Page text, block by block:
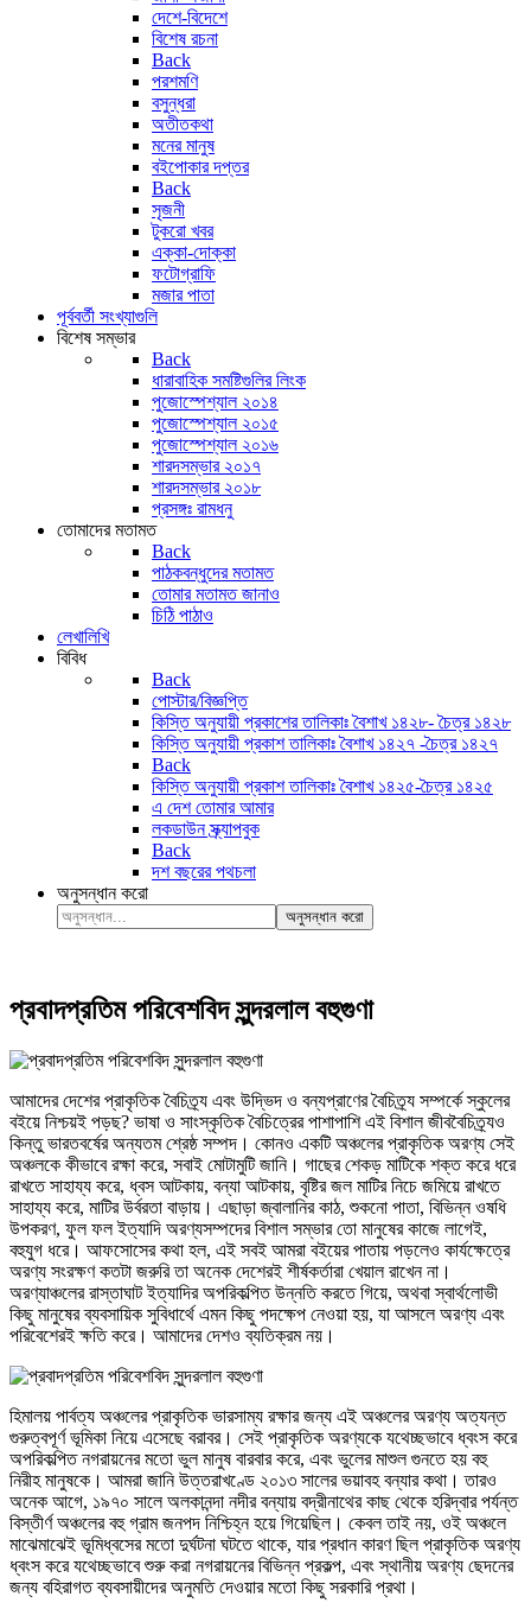
দেশে-বিদেশে
বিশেষ রচনা
Back
পরশমণি
বসুন্ধরা
অতীতকথা
মনের মানুষ
বইপোকার দপ্তর
Back
সৃজনী
টুকরো খবর
এক্কা-দোক্কা
ফটোগ্রাফি
মজার পাতা
পূর্ববর্তী সংখ্যাগুলি
বিশেষ সম্ভার
Back
ধারাবাহিক সমষ্টিগুলির লিংক
পুজোস্পেশ্যাল ২০১৪
পুজোস্পেশ্যাল ২০১৫
পুজোস্পেশ্যাল ২০১৬
শারদসম্ভার ২০১৭
শারদসম্ভার ২০১৮
প্রসঙ্গঃ রামধনু
তোমাদের মতামত
Back
পাঠকবন্ধুদের মতামত
তোমার মতামত জানাও
চিঠি পাঠাও
লেখালিখি
বিবিধ
Back
পোস্টার/বিজ্ঞপ্তি
কিস্তি অনুযায়ী প্রকাশের তালিকাঃ বৈশাখ ১৪২৮- চৈত্র ১৪২৮
কিস্তি অনুযায়ী প্রকাশ তালিকাঃ বৈশাখ ১৪২৭ -চৈত্র ১৪২৭
Back
কিস্তি অনুযায়ী প্রকাশ তালিকাঃ বৈশাখ ১৪২৫-চৈত্র ১৪২৫
এ দেশ তোমার আমার
লকডাউন স্ক্র্যাপবুক
Back
দশ বছরের পথচলা
অনুসন্ধান করো
অনুসন্ধান করো
প্রবাদপ্রতিম পরিবেশবিদ সুন্দরলাল বহুগুণা
আমাদের দেশের প্রাকৃতিক বৈচিত্র্য এবং উদ্ভিদ ও বন্যপ্রাণের বৈচিত্র্য সম্পর্কে স্কুলের
বইয়ে নিশ্চয়ই পড়ছ? ভাষা ও সাংস্কৃতিক বৈচিত্রের পাশাপাশি এই বিশাল জীববৈচিত্র্যও
কিন্তু ভারতবর্ষের অন্যতম শ্রেষ্ঠ সম্পদ। কোনও একটি অঞ্চলের প্রাকৃতিক অরণ্য সেই
অঞ্চলকে কীভাবে রক্ষা করে, সবাই মোটামুটি জানি। গাছের শেকড় মাটিকে শক্ত করে ধরে
রাখতে সাহায্য করে, ধ্বস আটকায়, বন্যা আটকায়, বৃষ্টির জল মাটির নিচে জমিয়ে রাখতে
সাহায্য করে, মাটির উর্বরতা বাড়ায়। এছাড়া জ্বালানির কাঠ, শুকনো পাতা, বিভিন্ন ওষধি
উপকরণ, ফুল ফল ইত্যাদি অরণ্যসম্পদের বিশাল সম্ভার তো মানুষের কাজে লাগেই,
বহুযুগ ধরে। আফসোসের কথা হল, এই সবই আমরা বইয়ের পাতায় পড়লেও কার্যক্ষেত্রে
অরণ্য সংরক্ষণ কতটা জরুরি তা অনেক দেশেরই শীর্ষকর্তারা খেয়াল রাখেন না।
অরণ্যাঞ্চলের রাস্তাঘাট ইত্যাদির অপরিকল্পিত উন্নতি করতে গিয়ে, অথবা স্বার্থলোভী
কিছু মানুষের ব্যবসায়িক সুবিধার্থে এমন কিছু পদক্ষেপ নেওয়া হয়, যা আসলে অরণ্য এবং
পরিবেশেরই ক্ষতি করে। আমাদের দেশও ব্যতিক্রম নয়।
হিমালয় পার্বত্য অঞ্চলের প্রাকৃতিক ভারসাম্য রক্ষার জন্য এই অঞ্চলের অরণ্য অত্যন্ত
গুরুত্বপূর্ণ ভূমিকা নিয়ে এসেছে বরাবর। সেই প্রাকৃতিক অরণ্যকে যথেচ্ছভাবে ধ্বংস করে
অপরিকল্পিত নগরায়নের মতো ভুল মানুষ বারবার করে, এবং ভুলের মাশুল গুনতে হয় বহু
নিরীহ মানুষকে। আমরা জানি উত্তরাখণ্ডে ২০১৩ সালের ভয়াবহ বন্যার কথা। তারও
অনেক আগে, ১৯৭০ সালে অলকানন্দা নদীর বন্যায় বদ্রীনাথের কাছ থেকে হরিদ্বার পর্যন্ত
বিস্তীর্ণ অঞ্চলের বহু গ্রাম জনপদ নিশ্চিহ্ন হয়ে গিয়েছিল। কেবল তাই নয়, ওই অঞ্চলে
মাঝেমাঝেই ভূমিধ্বসের মতো দুর্ঘটনা ঘটতে থাকে, যার প্রধান কারণ ছিল প্রাকৃতিক অরণ্য
ধ্বংস করে যথেচ্ছভাবে শুরু করা নগরায়নের বিভিন্ন প্রকল্প, এবং স্থানীয় অরণ্য ছেদনের
জন্য বহিরাগত ব্যবসায়ীদের অনুমতি দেওয়ার মতো কিছু সরকারি প্রথা।